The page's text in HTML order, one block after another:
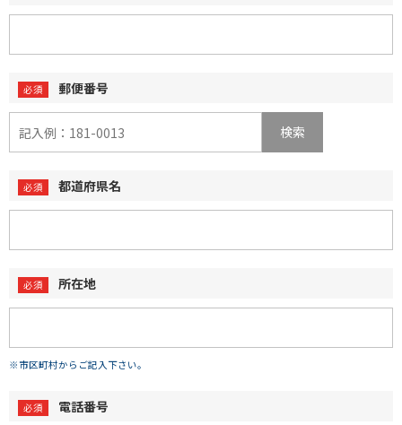
郵便番号
検索
都道府県名
所在地
※市区町村からご記入下さい。
電話番号